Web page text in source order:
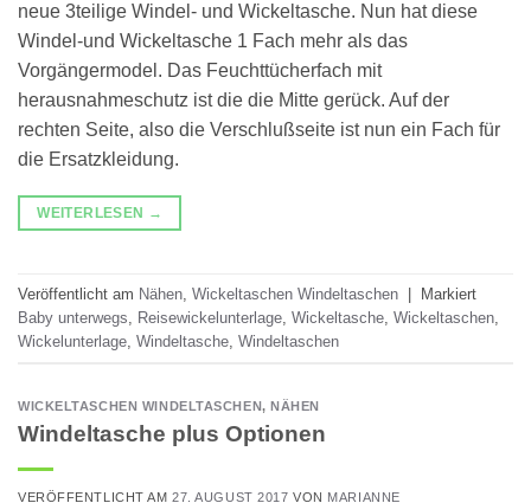
neue 3teilige Windel- und Wickeltasche. Nun hat diese
Windel-und Wickeltasche 1 Fach mehr als das
Vorgängermodel. Das Feuchttücherfach mit
herausnahmeschutz ist die die Mitte gerück. Auf der
rechten Seite, also die Verschlußseite ist nun ein Fach für
die Ersatzkleidung.
WEITERLESEN →
Veröffentlicht am Nähen Wickeltaschen Windeltaschen | Markiert
Baby unterwegs
Reisewickelunterlage Wickeltasche Wickeltaschen
Wickelunterlage Windeltasche Windeltaschen
WICKELTASCHEN WINDELTASCHEN, NÄHEN
Windeltasche plus Optionen
VERÖFFENTLICHT AM27. AUGUST 2017 VON MARIANNE